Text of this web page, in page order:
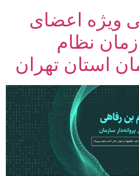
ویژه اعضای
نظام
استان تهران